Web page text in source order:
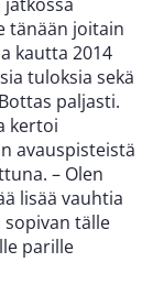
tänään joitain
kautta 2014
tuloksia sekä
paljasti.
kertoi
avauspisteistä
– Olen
lisää vauhtia
tälle
parille